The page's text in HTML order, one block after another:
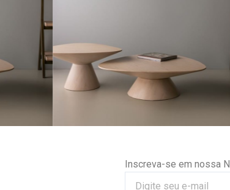
Inscreva-se em nossa